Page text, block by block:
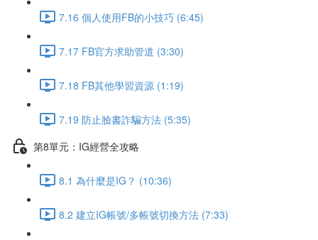
7.16 個人使用FB的小技巧 (6:45)
7.17 FB官方求助管道 (3:30)
7.18 FB其他學習資源 (1:19)
7.19 防止臉書詐騙方法 (5:35)
第8單元：IG經營全攻略
8.1 為什麼是IG？ (10:36)
8.2 建立IG帳號/多帳號切換方法 (7:33)